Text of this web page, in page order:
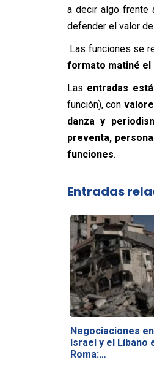
a decir algo frente
defender el valor
Las funciones se
formato matiné el
Las entradas
función), con
danza y
preventa,
funciones.
Entradas
Negociaciones
Israel y el Líbano
Roma:…